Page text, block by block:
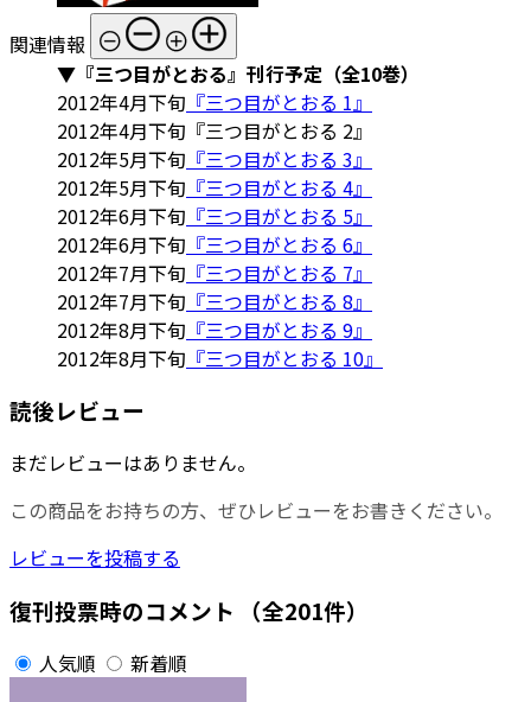
関連情報
▼『三つ目がとおる』刊行予定（全10巻）
2012年4月下旬 『三つ目がとおる 1』
2012年4月下旬『三つ目がとおる 2』
2012年5月下旬 『三つ目がとおる 3』
2012年5月下旬 『三つ目がとおる 4』
2012年6月下旬 『三つ目がとおる 5』
2012年6月下旬 『三つ目がとおる 6』
2012年7月下旬 『三つ目がとおる 7』
2012年7月下旬 『三つ目がとおる 8』
2012年8月下旬 『三つ目がとおる 9』
2012年8月下旬 『三つ目がとおる 10』
読後レビュー
まだレビューはありません。
この商品をお持ちの方、ぜひレビューをお書きください。
レビューを投稿する
復刊投票時のコメント （全201件）
人気順 新着順